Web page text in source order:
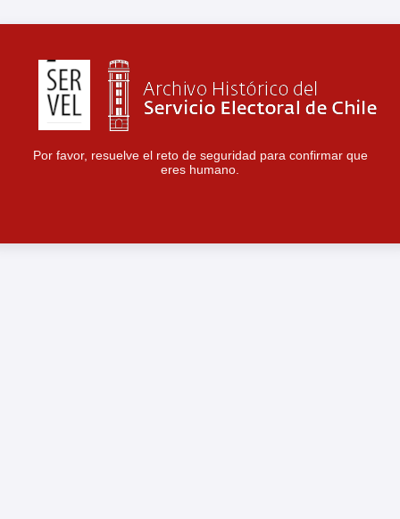
Por favor, resuelve el reto de seguridad para confirmar que
eres humano.